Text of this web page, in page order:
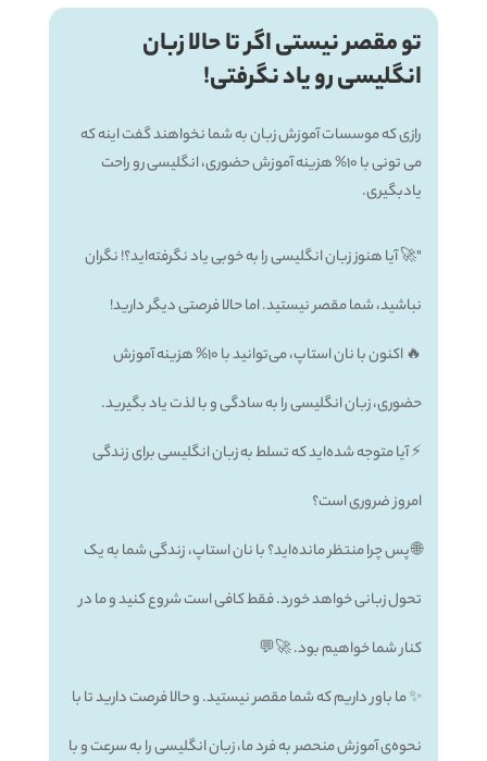
تو مقصر نیستی اگر تا حالا زبان
انگلیسی رو یاد نگرفتی!
رازی که موسسات آموزش زبان به شما نخواهند گفت اینه که
می تونی با 10% هزینه آموزش حضوری، انگلیسی رو راحت
یادبگیری.
"🚀 آیا هنوز زبان انگلیسی را به خوبی یاد نگرفته‌اید؟! نگران
نباشید، شما مقصر نیستید. اما حالا فرصتی دیگر دارید!
🔥 اکنون با نان استاپ، می‌توانید با 10% هزینه آموزش
حضوری، زبان انگلیسی را به سادگی و با لذت یاد بگیرید.
⚡️ آیا متوجه شده‌اید که تسلط به زبان انگلیسی برای زندگی
امروز ضروری است؟
🌐 پس چرا منتظر مانده‌اید؟ با نان استاپ، زندگی شما به یک
تحول زبانی خواهد خورد. فقط کافی است شروع کنید و ما در
کنار شما خواهیم بود. 🚀💬
✨ ما باور داریم که شما مقصر نیستید. و حالا فرصت دارید تا با
نحوه‌ی آموزش منحصر به فرد ما، زبان انگلیسی را به سرعت و با